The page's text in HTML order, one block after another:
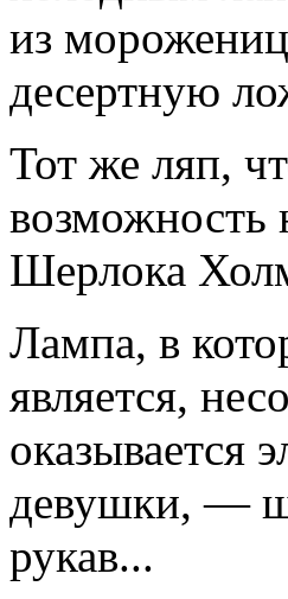
из
десертную
Тот же ляп,
возможность
Шерлока
Лампа, в
является,
оказывается
девушки, —
рукав...